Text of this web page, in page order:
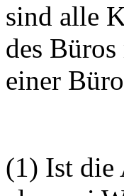
sind alle
des
einer
(1) Ist die